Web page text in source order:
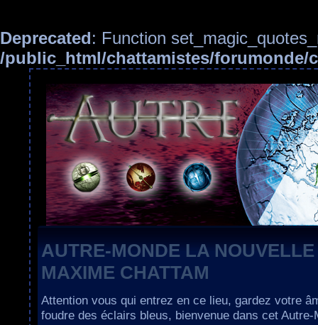
Deprecated: Function
/public_html/chattamistes/forumonde/
AUTRE-MONDE LA
MAXIME CHATTAM
Attention vous qui entrez en ce lieu, gardez votre
foudre des éclairs bleus, bienvenue dans cet Autre-